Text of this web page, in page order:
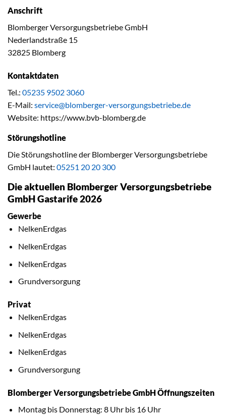
Anschrift
Blomberger Versorgungsbetriebe GmbH
Nederlandstraße 15
32825 Blomberg
Kontaktdaten
Tel.: 05235 9502 3060
E-Mail: service@blomberger-versorgungsbetriebe.de
Website: https://www.bvb-blomberg.de
Störungshotline
Die Störungshotline der Blomberger Versorgungsbetriebe
GmbH lautet: 05251 20 20 300
Die aktuellen Blomberger Versorgungsbetriebe
GmbH Gastarife 2026
Gewerbe
NelkenErdgas
NelkenErdgas
NelkenErdgas
Grundversorgung
Privat
NelkenErdgas
NelkenErdgas
NelkenErdgas
Grundversorgung
Blomberger Versorgungsbetriebe GmbH Öffnungszeiten
Montag bis Donnerstag: 8 Uhr bis 16 Uhr